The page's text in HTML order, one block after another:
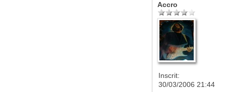
Accro
Inscrit:
30/03/2006 21:44